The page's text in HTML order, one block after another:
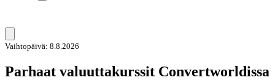
Vaihtopäivä: 8.8.2026
Parhaat valuuttakurssit Convertworldissa